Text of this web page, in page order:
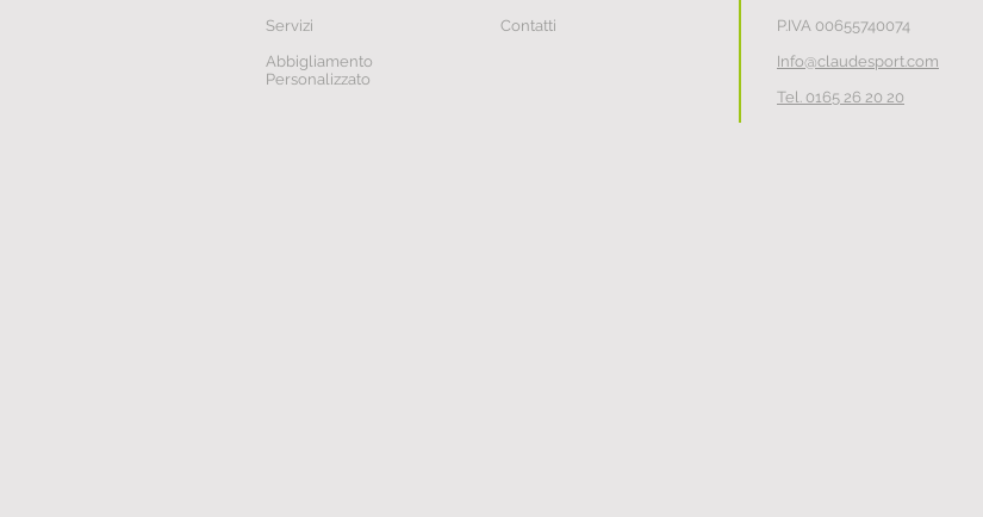
Servizi
Abbigliamento
Personalizzato
Contatti
P.IVA 00655740074
Info@claudesport.com
Tel. 0165 26 20 20